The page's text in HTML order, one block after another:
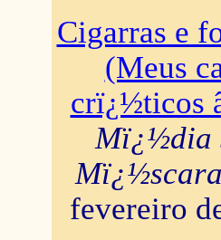
Cigarras e
(Meus
crï¿½ticos
Mï¿½dia
Mï¿½scara
fevereiro